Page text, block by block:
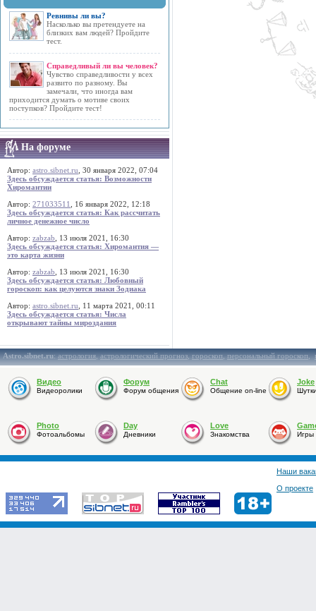
Ревнивы ли вы?
Насколько вы претендуете на
близких вам людей? Пройдите
тест.
Справедливый ли вы человек?
Чувство справедливости у всех
развито по разному. Вы
замечали, что иногда вам
приходится думать о мотиве своих
поступков? Пройдите тест!
На форуме
Автор: astro.sibnet.ru , 30 января 2022, 07:04
Здесь обсуждается статья: Возможности
Хиромантии
Автор: 271033511
, 16 января 2022, 12:18
Здесь обсуждается статья: Как рассчитать
личное денежное число
Автор: zabzab , 13 июля 2021, 16:30
Здесь обсуждается статья: Хиромантия —
это карта жизни
Автор: zabzab , 13 июля 2021, 16:30
Здесь обсуждается статья: Любовный
гороскоп: как целуются знаки Зодиака
Автор: astro.sibnet.ru , 11 марта 2021, 00:11
Здесь обсуждается статья: Числа
открывают тайны мироздания
Astro.sibnet.ru:астрология,астрологический прогноз,гороскоп,персональный гороскоп,
Видео
Видеоролики
Форум
Форум общения
Chat
Общение on-line
Joke
Photo
Фотоальбомы
Day
Дневники
Love
Знакомства Игры
Наши
О проекте